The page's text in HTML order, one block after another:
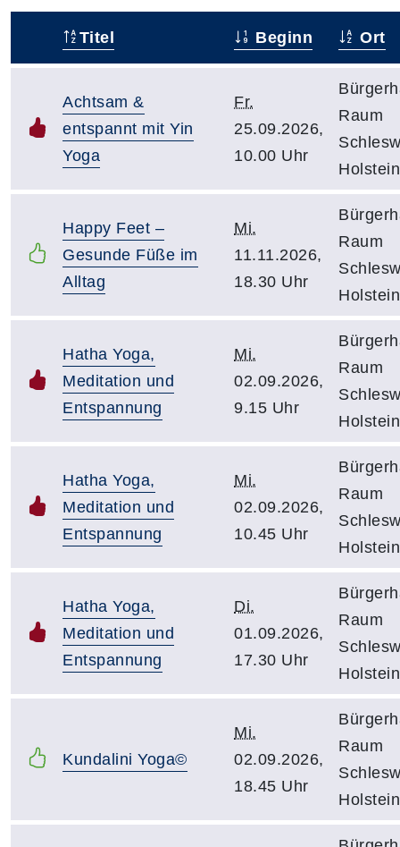
Titel Beginn Ort
Achtsam &
entspannt mit Yin
Yoga
Fr.
25.09.2026,
10.00 Uhr
Raum
Holstein
Happy Feet –
Gesunde Füße im
Alltag
Mi.
11.11.2026,
18.30 Uhr
Raum
Holstein
Hatha Yoga,
Meditation und
Entspannung
Mi.
02.09.2026,
9.15 Uhr
Raum
Holstein
Hatha Yoga,
Meditation und
Entspannung
Mi.
02.09.2026,
10.45 Uhr
Raum
Holstein
Hatha Yoga,
Meditation und
Entspannung
Di.
01.09.2026,
17.30 Uhr
Raum
Holstein
Kundalini Yoga©
Mi.
02.09.2026,
18.45 Uhr
Raum
Holstein